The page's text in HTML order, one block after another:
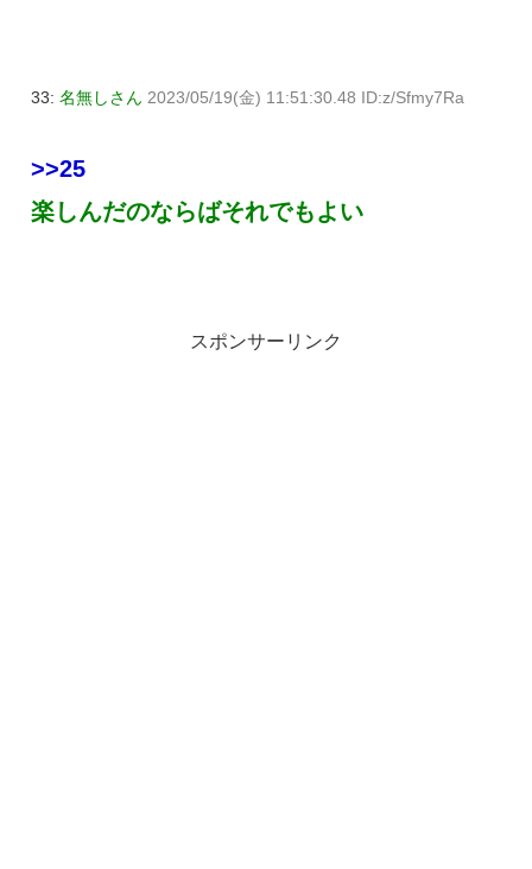
33: 名無しさん 2023/05/19(金) 11:51:30.48 ID:z/Sfmy7Ra
>>25
楽しんだのならばそれでもよい
スポンサーリンク